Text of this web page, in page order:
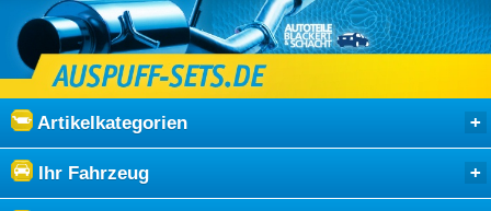
Artikelkategorien
Ihr Fahrzeug